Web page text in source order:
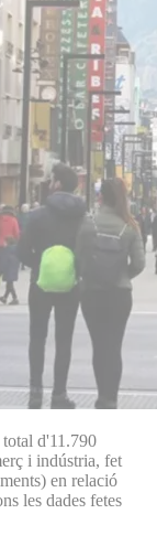
d'11.790
i indústria, fet
en relació
les dades fetes